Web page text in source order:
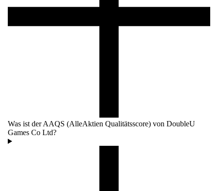
Was ist der AAQS (AlleAktien Qualitätsscore) von DoubleU
Games Co Ltd?